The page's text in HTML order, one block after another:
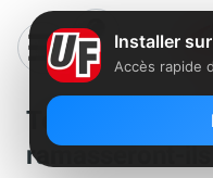
Télévision
ramasseront-
Installer
Accès rapide